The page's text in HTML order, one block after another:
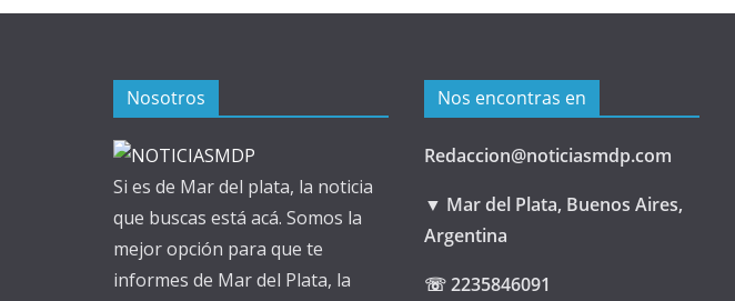
Nosotros
Si es de Mar del plata, la noticia
que buscas está acá. Somos la
mejor opción para que te
informes de Mar del Plata, la
Nos encontras en
Redaccion@noticiasmdp.com
▼ Mar del Plata, Buenos Aires,
Argentina
☏ 2235846091